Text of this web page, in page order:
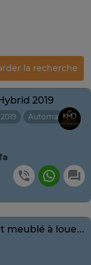
la recherche
2019
2019
Automatique
Appartement meublé à louer à la Foire